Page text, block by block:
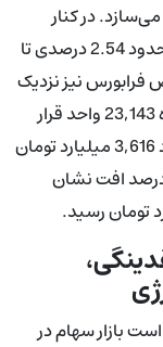
در کنار
کاهش نماگر اصلی، نماگر هم‌وزن نیز با افت حدود 2.54 درصدی تا
فرابورس نیز نزدیک
به 1.57 درصد کاهش را تجربه کرد و در محدوده 23,143 واحد قرار
گرفت. میانگین ارزش معاملات خرد بازار حدود 3,616 میلیارد تومان
که نسبت به هفته قبل نزدیک به 41 درصد افت نشان
بازار سهام در